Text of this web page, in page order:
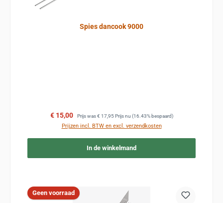
Spies dancook 9000
Verkoopprijs:
€ 15,00 Prijs was Normale prijs:
€ 17,95Prijs nu (16.43% bespaard)
Prijzen incl. BTW en excl. verzendkosten
In de winkelmand
Geen voorraad